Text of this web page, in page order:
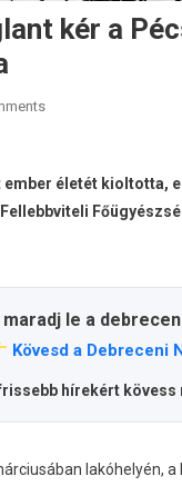
kér a
ember életét kioltotta,
maradj le a
Kövesd a Debreceni
hírekért kövess
lakóhelyén,